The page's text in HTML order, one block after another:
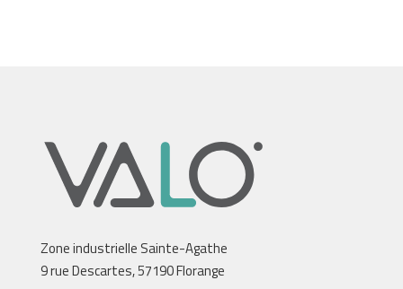
Zone industrielle Sainte-Agathe
9 rue Descartes, 57190 Florange